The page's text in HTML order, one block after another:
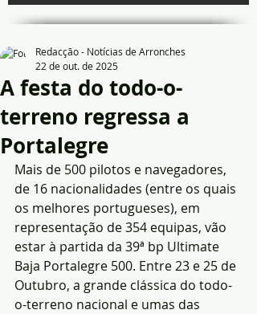
A festa do todo-o-
terreno regressa a
Portalegre
Redacção - Notícias de Arronches
22 de out. de 2025
Mais de 500 pilotos e navegadores,
de 16 nacionalidades (entre os quais
os melhores portugueses), em
representação de 354 equipas, vão
estar à partida da 39ª bp Ultimate
Baja Portalegre 500. Entre 23 e 25 de
Outubro, a grande clássica do todo-
o-terreno nacional e umas das